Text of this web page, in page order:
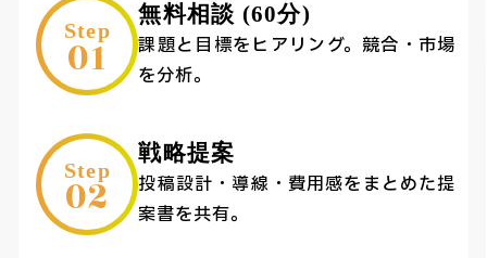
Step
01
無料相談 (60分)
課題と目標をヒアリング。競合・市場
を分析。
Step
02
戦略提案
投稿設計・導線・費用感をまとめた提
案書を共有。